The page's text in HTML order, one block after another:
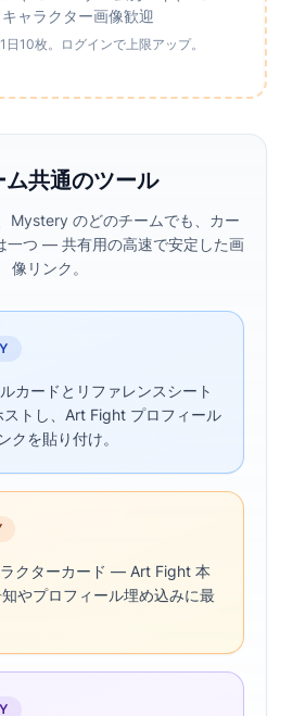
ャラクター画像歓迎
10枚。ログインで上限アップ。
ム共通のツール
Mystery のどのチームでも、カー
一つ — 共有用の高速で安定した画
像リンク。
カードとリファレンスシート
トし、Art Fight プロフィール
を貼り付け。
クターカード — Art Fight 本
やプロフィール埋め込みに最